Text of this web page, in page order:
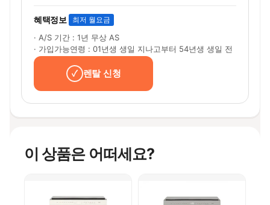
혜택정보 최저 월요금
· A/S 기간 : 1년 무상 AS
· 가입가능연령 : 01년생 생일 지나고부터 54년생 생일 전
렌탈 신청
이 상품은 어떠세요?